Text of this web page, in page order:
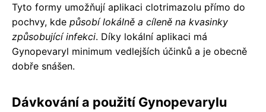
Tyto formy umožňují aplikaci clotrimazolu přímo do
pochvy, kde působí lokálně a cíleně na kvasinky
způsobující infekci. Díky lokální aplikaci má
Gynopevaryl minimum vedlejších účinků a je obecně
dobře snášen.
Dávkování a použití Gynopevarylu